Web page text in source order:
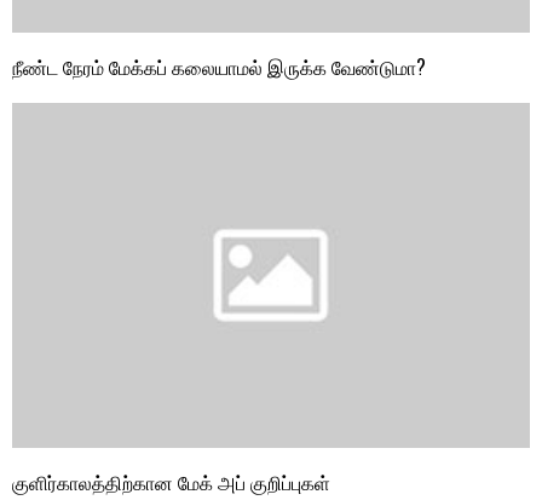
நீண்ட நேரம் மேக்கப் கலையாமல் இருக்க வேண்டுமா?
குளிர்காலத்திற்கான மேக் அப் குறிப்புகள்